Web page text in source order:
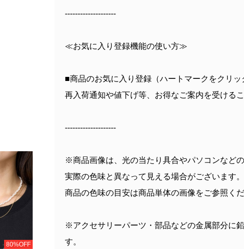
80%OFF
--------------------
≪お気に入り登録機能の使い方≫
■商品のお気に入り登録（ハートマークをクリッ
再入荷通知や値下げ等、お得なご案内を受けるこ
--------------------
※商品画像は、光の当たり具合やパソコンなど
実際の色味と異なって見える場合がございます。
商品の色味の目安は商品単体の画像をご参照くだ
※アクセサリーパーツ・部品などの金属部分に
す。